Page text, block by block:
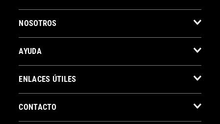
NOSOTROS
AYUDA
ENLACES ÚTILES
CONTACTO